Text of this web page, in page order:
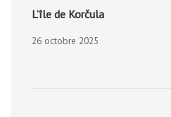
L’île de Korčula
26 octobre 2025